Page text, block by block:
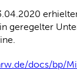
geregelter
docs/bp/